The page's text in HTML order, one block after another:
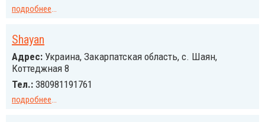
подробнее...
Shayan
Адрес: Украина, Закарпатская область, с. Шаян,
Коттеджная 8
Тел.: 380981191761
подробнее...